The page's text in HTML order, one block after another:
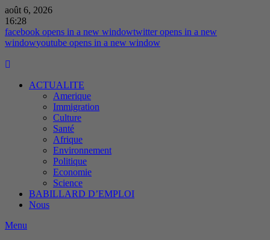
août 6, 2026
16:28
facebook opens in a new windowtwitter opens in a new
windowyoutube opens in a new window
ACTUALITE
Amerique
Immigration
Culture
Santé
Afrique
Environnement
Politique
Economie
Science
BABILLARD D’EMPLOI
Nous
Menu